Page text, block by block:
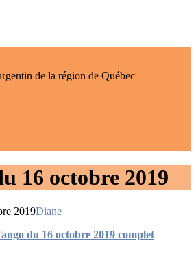
de la région de Québec
16 octobre 2019
2019Diane
du 16 octobre 2019 complet